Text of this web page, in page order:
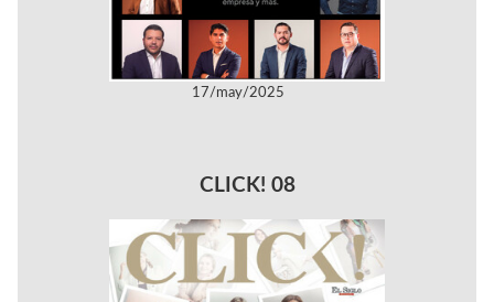
17/may/2025
CLICK! 08